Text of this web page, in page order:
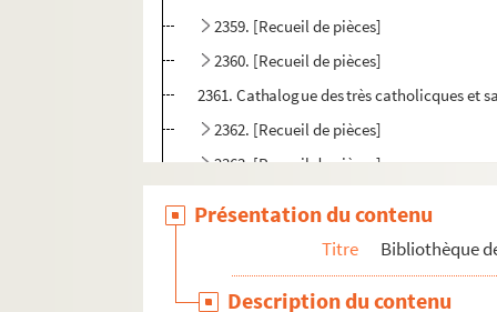
2359. [Recueil de pièces]
2360. [Recueil de pièces]
2361. Cathalogue des très catholicques et
2362. [Recueil de pièces]
2363. [Recueil de pièces]
2367. [Recueil de pièces]
Présentation du contenu
Titre Bibliothèque
Description du contenu